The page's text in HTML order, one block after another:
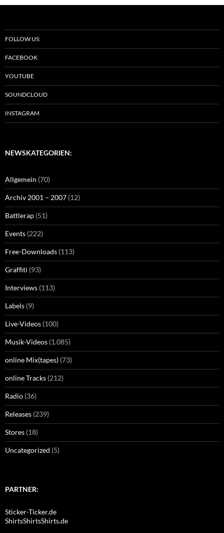
FOLLOW US:
FACEBOOK
YOUTUBE
SOUNDCLOUD
INSTAGRAM
NEWSKATEGORIEN:
Allgemein (70)
Archiv 2001 – 2007 (12)
Battlerap (51)
Events (222)
Free-Downloads (113)
Graffiti (93)
Interviews (113)
Labels (9)
Live-Videos (100)
Musik-Videos (1.085)
online Mix(tapes) (73)
online Tracks (212)
Radio (36)
Releases (239)
Stores (18)
Uncategorized (5)
PARTNER:
Sticker-Ticker.de
ShirtsShirtsShirts.de